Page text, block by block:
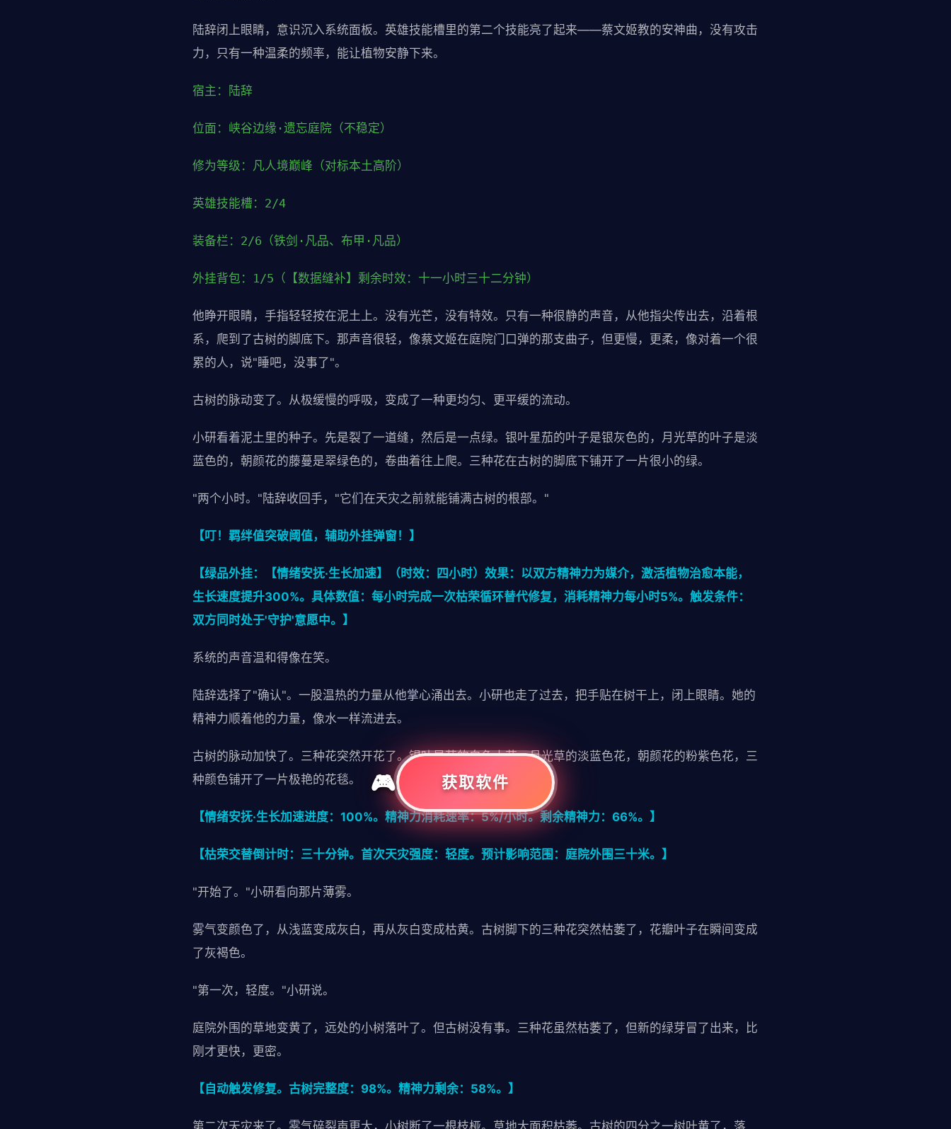
陆辞闭上眼睛，意识沉入系统面板。英雄技能槽里的第二个技能亮了起来——蔡文姬教的安神曲，没有攻击
力，只有一种温柔的频率，能让植物安静下来。
宿主：陆辞
位面：峡谷边缘·遗忘庭院（不稳定）
修为等级：凡人境巅峰（对标本土高阶）
英雄技能槽：2/4
装备栏：2/6（铁剑·凡品、布甲·凡品）
外挂背包：1/5（【数据缝补】剩余时效：十一小时三十二分钟）
他睁开眼睛，手指轻轻按在泥土上。没有光芒，没有特效。只有一种很静的声音，从他指尖传出去，沿着根
系，爬到了古树的脚底下。那声音很轻，像蔡文姬在庭院门口弹的那支曲子，但更慢，更柔，像对着一个很
累的人，说"睡吧，没事了"。
古树的脉动变了。从极缓慢的呼吸，变成了一种更均匀、更平缓的流动。
小研看着泥土里的种子。先是裂了一道缝，然后是一点绿。银叶星茄的叶子是银灰色的，月光草的叶子是淡
蓝色的，朝颜花的藤蔓是翠绿色的，卷曲着往上爬。三种花在古树的脚底下铺开了一片很小的绿。
"两个小时。"陆辞收回手，"它们在天灾之前就能铺满古树的根部。"
【叮！羁绊值突破阈值，辅助外挂弹窗！】
【绿品外挂：【情绪安抚·生长加速】（时效：四小时）效果：以双方精神力为媒介，激活植物治愈本能，
生长速度提升300%。具体数值：每小时完成一次枯荣循环替代修复，消耗精神力每小时5%。触发条件：
双方同时处于'守护'意愿中。】
系统的声音温和得像在笑。
陆辞选择了"确认"。一股温热的力量从他掌心涌出去。小研也走了过去，把手贴在树干上，闭上眼睛。她的
精神力顺着他的力量，像水一样流进去。
古树的脉动加快了。三种花突然开花了。银叶星茄的白色小花，月光草的淡蓝色花，朝颜花的粉紫色花，三
种颜色铺开了一片极艳的花毯。
【情绪安抚·生长加速进度：100%。精神力消耗速率：5%/小时。剩余精神力：66%。】
【枯荣交替倒计时：三十分钟。首次天灾强度：轻度。预计影响范围：庭院外围三十米。】
"开始了。"小研看向那片薄雾。
雾气变颜色了，从浅蓝变成灰白，再从灰白变成枯黄。古树脚下的三种花突然枯萎了，花瓣叶子在瞬间变成
了灰褐色。
"第一次，轻度。"小研说。
庭院外围的草地变黄了，远处的小树落叶了。但古树没有事。三种花虽然枯萎了，但新的绿芽冒了出来，比
刚才更快，更密。
【自动触发修复。古树完整度：98%。精神力剩余：58%。】
第二次天灾来了。雾气碎裂声更大，小树断了一根枝桠。草地大面积枯萎。古树的四分之一树叶黄了，落
获取软件